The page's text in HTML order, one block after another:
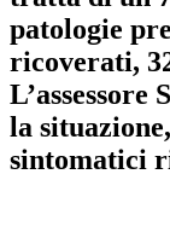
patologie
ricoverati,
la
sintomatici